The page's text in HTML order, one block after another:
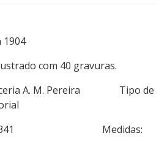
1904
com 40 gravuras.
A. M. Pereira Tipo de
341 Medidas: